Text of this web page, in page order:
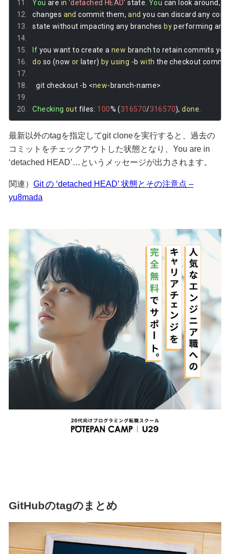
You are in 'detached HEAD' state You can look around,
changes and commit them, and you can discard any
state without impacting any branches by performing
If you want to create a new branch to retain commits
do so (now or later) by using -b with the checkout
  git checkout
- b <new- branch-name>
Checking out files: 100% (316570/316570), done
最新以外のtagを指定してgit cloneを実行すると、過去の
コミットをチェックアウトした状態となり、You are in
‘detached HEAD’…というメッセージが出力されます。
関連） Git の ‘detached HEAD’ 状態とその注意点 –
yu8mada
GitHubのtagのまとめ